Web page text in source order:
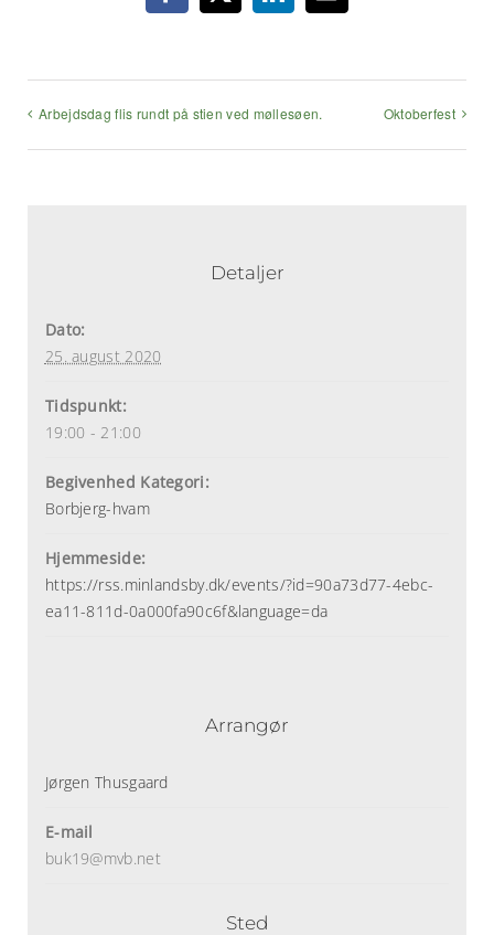
Arbejdsdag flis rundt på stien ved møllesøen. Oktoberfest
Detaljer
Dato:
25. august 2020
Tidspunkt:
19:00 - 21:00
Begivenhed Kategori:
Borbjerg-hvam
Hjemmeside:
https://rss.minlandsby.dk/events/?id=90a73d77-4ebc-
ea11-811d-0a000fa90c6f&language=da
Sted
Arrangør
Jørgen Thusgaard
E-mail
buk19@mvb.net